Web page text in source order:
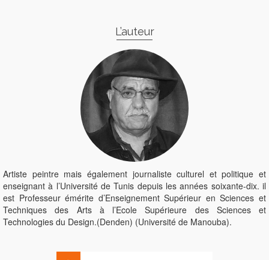
L’auteur
Artiste peintre mais également journaliste culturel et politique et
enseignant à l’Université de Tunis depuis les années soixante-dix. il
est Professeur émérite d’Enseignement Supérieur en Sciences et
Techniques des Arts à l’Ecole Supérieure des Sciences et
Technologies du Design.(Denden) (Université de Manouba).